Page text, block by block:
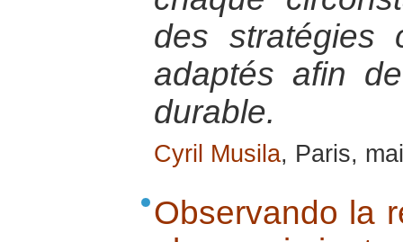
des stratégies
adaptés afin
durable.
Cyril Musila, Paris,
Observando la